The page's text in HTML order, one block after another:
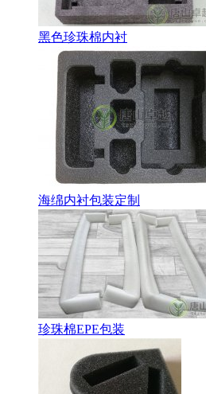
黑色珍珠棉内衬
海绵内衬包装定制
珍珠棉EPE包装